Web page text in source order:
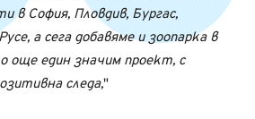
в София, Пловдив, Бургас,
а сега добавяме и зоопарка в
още един значим проект, с
следа,